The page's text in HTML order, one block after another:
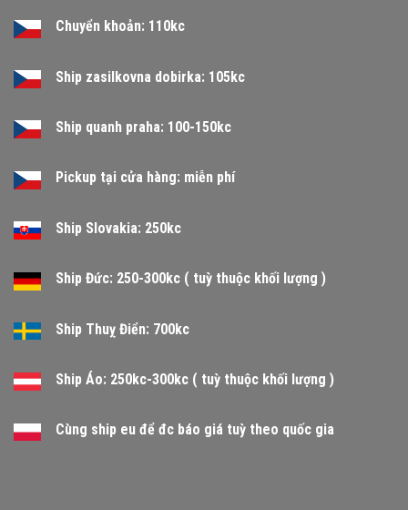
Chuyển khoản: 110kc
Ship zasilkovna dobirka: 105kc
Ship quanh praha: 100-150kc
Pickup tại cửa hàng: miễn phí
Ship Slovakia: 250kc
Ship Đức: 250-300kc ( tuỳ thuộc khối lượng )
Ship Thuỵ Điển: 700kc
Ship Áo: 250kc-300kc ( tuỳ thuộc khối lượng )
Cùng ship eu để đc báo giá tuỳ theo quốc gia